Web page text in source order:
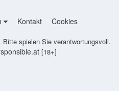
Kontakt Cookies
spielen Sie verantwortungsvoll.
[18+]